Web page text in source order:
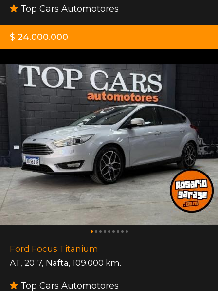
Top Cars Automotores
$ 24.000.000
Ford Focus Titanium
AT, 2017, Nafta, 109.000 km.
Top Cars Automotores